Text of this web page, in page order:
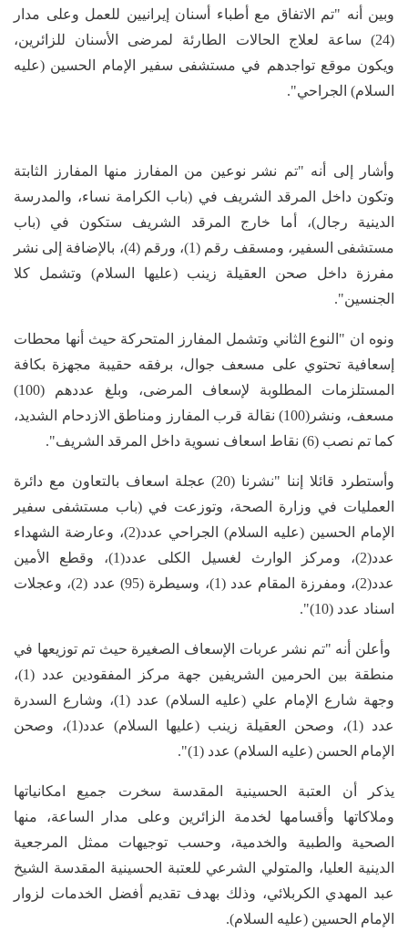
وبين أنه "تم الاتفاق مع أطباء أسنان إيرانيين للعمل وعلى مدار
(24) ساعة لعلاج الحالات الطارئة لمرضى الأسنان للزائرين،
ويكون موقع تواجدهم في مستشفى سفير الإمام الحسين (عليه
السلام) الجراحي".
وأشار إلى أنه "تم نشر نوعين من المفارز منها المفارز الثابتة
وتكون داخل المرقد الشريف في (باب الكرامة نساء، والمدرسة
الدينية رجال)، أما خارج المرقد الشريف ستكون في (باب
مستشفى السفير، ومسقف رقم (1)، ورقم (4)، بالإضافة إلى نشر
مفرزة داخل صحن العقيلة زينب (عليها السلام) وتشمل كلا
الجنسين".
ونوه ان "النوع الثاني وتشمل المفارز المتحركة حيث أنها محطات
إسعافية تحتوي على مسعف جوال، برفقه حقيبة مجهزة بكافة
المستلزمات المطلوبة لإسعاف المرضى، وبلغ عددهم (100)
مسعف، ونشر(100) نقالة قرب المفارز ومناطق الازدحام الشديد،
كما تم نصب (6) نقاط اسعاف نسوية داخل المرقد الشريف".
وأستطرد قائلا إننا "نشرنا (20) عجلة اسعاف بالتعاون مع دائرة
العمليات في وزارة الصحة، وتوزعت في (باب مستشفى سفير
الإمام الحسين (عليه السلام) الجراحي عدد(2)، وعارضة الشهداء
عدد(2)، ومركز الوارث لغسيل الكلى عدد(1)، وقطع الأمين
عدد(2)، ومفرزة المقام عدد (1)، وسيطرة (95) عدد (2)، وعجلات
اسناد عدد (10)".
وأعلن أنه "تم نشر عربات الإسعاف الصغيرة حيث تم توزيعها في
منطقة بين الحرمين الشريفين جهة مركز المفقودين عدد (1)،
وجهة شارع الإمام علي (عليه السلام) عدد (1)، وشارع السدرة
عدد (1)، وصحن العقيلة زينب (عليها السلام) عدد(1)، وصحن
الإمام الحسن (عليه السلام) عدد (1)".
يذكر أن العتبة الحسينية المقدسة سخرت جميع امكانياتها
وملاكاتها وأقسامها لخدمة الزائرين وعلى مدار الساعة، منها
الصحية والطبية والخدمية، وحسب توجيهات ممثل المرجعية
الدينية العليا، والمتولي الشرعي للعتبة الحسينية المقدسة الشيخ
عبد المهدي الكربلائي، وذلك بهدف تقديم أفضل الخدمات لزوار
الإمام الحسين (عليه السلام).